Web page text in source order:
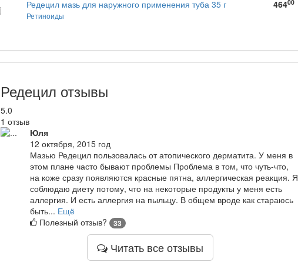
Редецил мазь для наружного применения туба 35 г
Ретиноиды
46400
Редецил отзывы
5.0
1 отзыв
Юля
12 октября, 2015 год
Мазью Редецил пользовалась от атопического дерматита. У меня в
этом плане часто бывают проблемы Проблема в том, что чуть-что,
на коже сразу появляются красные пятна, аллергическая реакция. Я
соблюдаю диету потому, что на некоторые продукты у меня есть
аллергия. И есть аллергия на пыльцу. В общем вроде как стараюсь
быть... Ещё
Полезный отзыв?
33
Читать все отзывы